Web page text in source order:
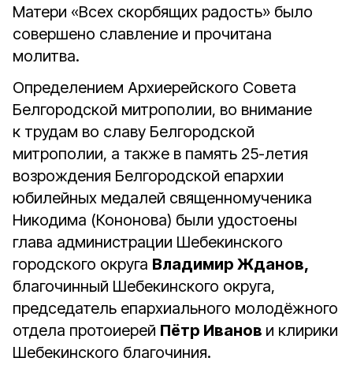
Матери «Всех скорбящих радость» было
совершено славление и прочитана
молитва.
Определением Архиерейского Совета
Белгородской митрополии, во внимание
к трудам во славу Белгородской
митрополии, а также в память 25-летия
возрождения Белгородской епархии
юбилейных медалей священномученика
Никодима (Кононова) были удостоены
глава администрации Шебекинского
городского округа Владимир Жданов,
благочинный Шебекинского округа,
председатель епархиального молодёжного
отдела протоиерей Пётр Иванов и клирики
Шебекинского благочиния.